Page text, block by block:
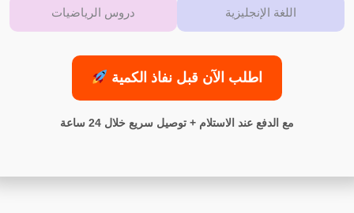
اللغة الإنجليزية دروس الرياضيات
اطلب الآن قبل نفاذ الكمية
مع الدفع عند الاستلام + توصيل سريع خلال 24 ساعة